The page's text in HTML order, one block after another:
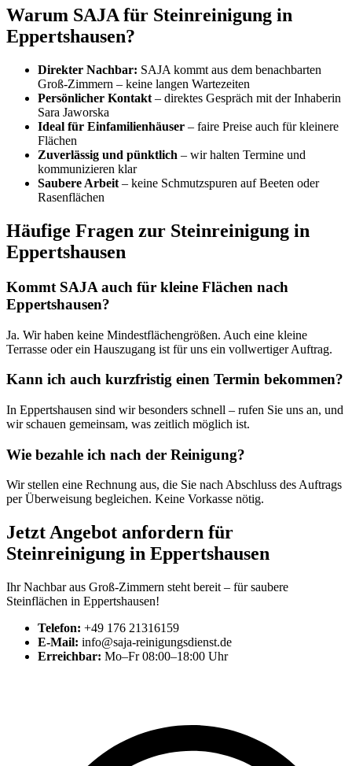
Warum SAJA für Steinreinigung in
Eppertshausen?
Direkter Nachbar: SAJA kommt aus dem benachbarten
Groß-Zimmern – keine langen Wartezeiten
Persönlicher Kontakt – direktes Gespräch mit der Inhaberin
Sara Jaworska
Ideal für Einfamilienhäuser – faire Preise auch für kleinere
Flächen
Zuverlässig und pünktlich – wir halten Termine und
kommunizieren klar
Saubere Arbeit – keine Schmutzspuren auf Beeten oder
Rasenflächen
Häufige Fragen zur Steinreinigung in
Eppertshausen
Kommt SAJA auch für kleine Flächen nach
Eppertshausen?
Ja. Wir haben keine Mindestflächengrößen. Auch eine kleine
Terrasse oder ein Hauszugang ist für uns ein vollwertiger Auftrag.
Kann ich auch kurzfristig einen Termin bekommen?
In Eppertshausen sind wir besonders schnell – rufen Sie uns an, und
wir schauen gemeinsam, was zeitlich möglich ist.
Wie bezahle ich nach der Reinigung?
Wir stellen eine Rechnung aus, die Sie nach Abschluss des Auftrags
per Überweisung begleichen. Keine Vorkasse nötig.
Jetzt Angebot anfordern für
Steinreinigung in Eppertshausen
Ihr Nachbar aus Groß-Zimmern steht bereit – für saubere
Steinflächen in Eppertshausen!
Telefon: +49 176 21316159
E-Mail: info@saja-reinigungsdienst.de
Erreichbar: Mo–Fr 08:00–18:00 Uhr